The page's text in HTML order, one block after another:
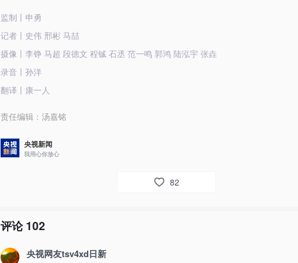
监制丨申勇
记者丨史伟 邢彬 马喆
摄像丨李铮 马超 段德文 程铖 石丞 范一鸣 郭鸿 陆泓宇 张垚
录音丨孙洋
翻译丨康一人
责任编辑： 汤嘉铭
央视新闻
我用心你放心
82
评论102
央视网友tsv4xd日新